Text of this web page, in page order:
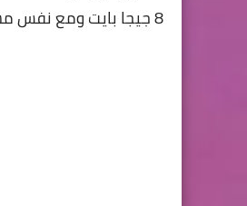
8 جيجا بايت ومع نفس مساحة التخزين 256 جيجا بايت